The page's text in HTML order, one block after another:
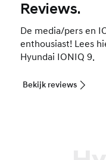
Reviews.
De media/pers en
enthousiast! Lees
Hyundai IONIQ 9.
Bekijk reviews